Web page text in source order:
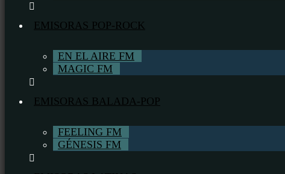
EMISORAS POP-ROCK
EN EL AIRE FM
MAGIC FM
EMISORAS BALADA-POP
FEELING FM
GÉNESIS FM